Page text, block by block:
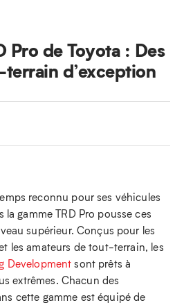
Pro de Toyota : Des
d’exception
reconnu pour ses véhicules
gamme TRD Pro pousse ces
supérieur. Conçus pour les
les amateurs de tout-terrain, les
Developmentsont prêts à
extrêmes. Chacun des
cette gamme est équipé de